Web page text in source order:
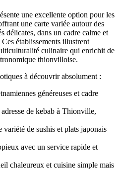
une excellente option pour les
une carte variée autour des
délicates, dans un cadre calme et
établissements illustrent
culinaire qui enrichit de
thionvilloise.
à découvrir absolument :
généreuses et cadre
de kebab à Thionville,
variété de sushis et plats japonais
avec un service rapide et
chaleureux et cuisine simple mais